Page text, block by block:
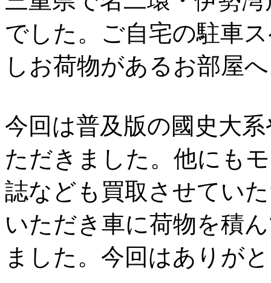
でした。ご自宅の駐車
しお荷物があるお部屋
今回は普及版の國史大
ただきました。他にも
誌なども買取させてい
いただき車に荷物を積
ました。今回はありが